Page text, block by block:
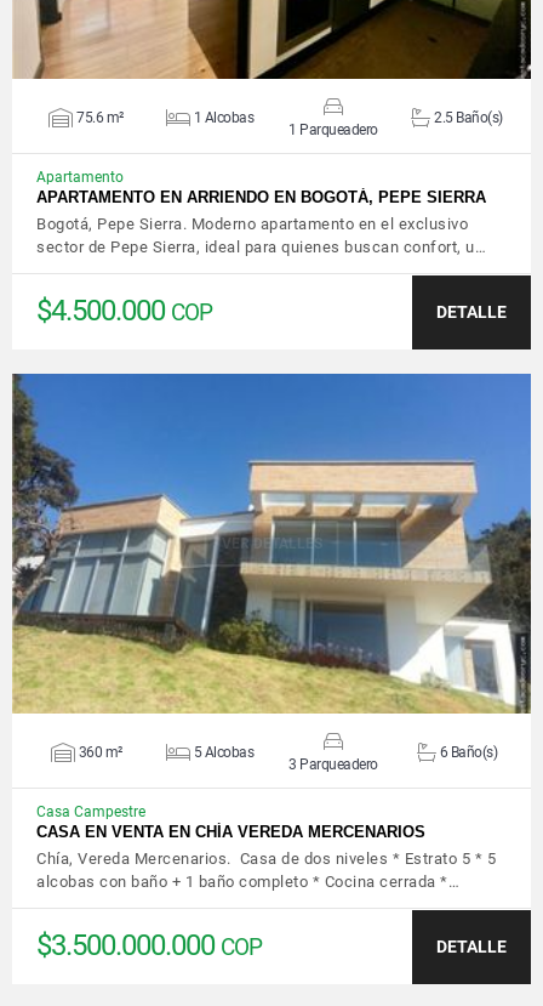
75.6 m² 1 Alcobas
1 Parqueadero
2.5 Baño(s)
Apartamento
APARTAMENTO EN ARRIENDO EN BOGOTÁ, PEPE SIERRA
Bogotá, Pepe Sierra. Moderno apartamento en el exclusivo
sector de Pepe Sierra, ideal para quienes buscan confort, u…
$4.500.000 COP DETALLE
VER DETALLES
360 m² 5 Alcobas
3 Parqueadero
6 Baño(s)
Casa Campestre
CASA EN VENTA EN CHÍA VEREDA MERCENARIOS
Chía, Vereda Mercenarios. Casa de dos niveles * Estrato 5 * 5
alcobas con baño + 1 baño completo * Cocina cerrada *…
$3.500.000.000 COP DETALLE